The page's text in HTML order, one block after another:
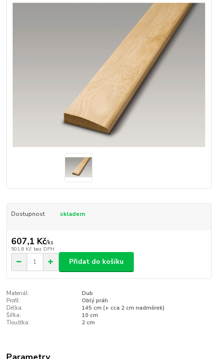
Dostupnost skladem
607,1 Kč/ks
501,8 Kč bez DPH
Přidat do košíku
Materiál:
Dub
Profil:
Oblý práh
Délka:
145 cm (+ cca 2 cm nadměrek)
Šířka:
10 cm
Tloušťka:
2 cm